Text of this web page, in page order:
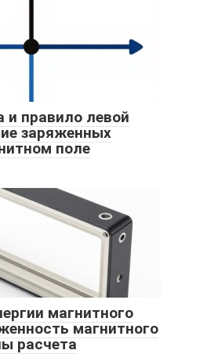
и правило левой
заряженных
поле
магнитного
магнитного
расчета